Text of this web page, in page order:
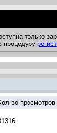
только
процедуру
во просмотров